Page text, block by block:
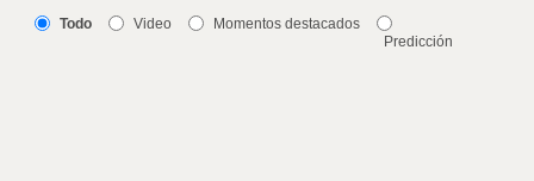
Todo Video
Momentos destacados
Predicción